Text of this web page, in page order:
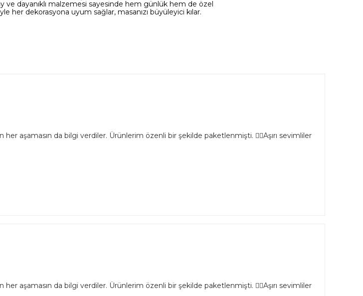
ve dayanıklı malzemesi sayesinde hem günlük hem de özel
her dekorasyona uyum sağlar, masanızı büyüleyici kılar.
aşamasın da bilgi verdiler. Ürünlerim özenli bir şekilde paketlenmişti. 👌🏻Aşırı sevimliler
aşamasın da bilgi verdiler. Ürünlerim özenli bir şekilde paketlenmişti. 👌🏻Aşırı sevimliler